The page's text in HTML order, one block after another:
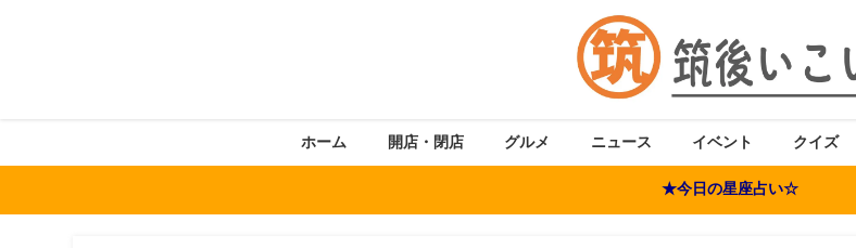
ホーム 開店・閉店 グルメ ニュース イベント クイズ
★今日の星座占い☆